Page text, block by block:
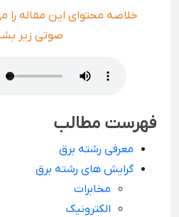
خلاصه محتوای این مقاله را
صوتی زیر
فهرست مطالب
معرفی رشته برق
گرایش های رشته برق
مخابرات
الکترونیک